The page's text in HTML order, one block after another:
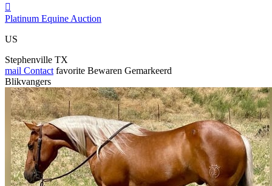

Platinum Equine Auction
US
Stephenville TX
mail Contact favorite Bewaren Gemarkeerd
Blikvangers